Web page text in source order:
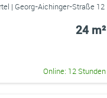
| Georg-Aichinger-Straße 12
24 m²
Online: 12 Stunden